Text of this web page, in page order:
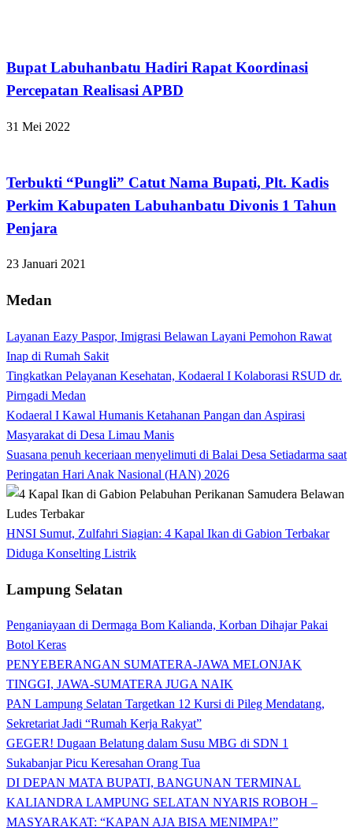
Bupat Labuhanbatu Hadiri Rapat Koordinasi
Percepatan Realisasi APBD
31 Mei 2022
Terbukti “Pungli” Catut Nama Bupati, Plt. Kadis
Perkim Kabupaten Labuhanbatu Divonis 1 Tahun
Penjara
23 Januari 2021
Medan
Layanan Eazy Paspor, Imigrasi Belawan Layani Pemohon Rawat
Inap di Rumah Sakit
Tingkatkan Pelayanan Kesehatan, Kodaeral I Kolaborasi RSUD dr.
Pirngadi Medan‎
Kodaeral I Kawal Humanis Ketahanan Pangan dan Aspirasi
Masyarakat di Desa Limau Manis
Suasana penuh keceriaan menyelimuti di Balai Desa Setiadarma saat
Peringatan Hari Anak Nasional (HAN) 2026
HNSI Sumut, Zulfahri Siagian: 4 Kapal Ikan di Gabion Terbakar
Diduga Konselting Listrik
Lampung Selatan
Penganiayaan di Dermaga Bom Kalianda, Korban Dihajar Pakai
Botol Keras
PENYEBERANGAN SUMATERA-JAWA MELONJAK
TINGGI, JAWA-SUMATERA JUGA NAIK
PAN Lampung Selatan Targetkan 12 Kursi di Pileg Mendatang,
Sekretariat Jadi “Rumah Kerja Rakyat”
GEGER! Dugaan Belatung dalam Susu MBG di SDN 1
Sukabanjar Picu Keresahan Orang Tua
DI DEPAN MATA BUPATI, BANGUNAN TERMINAL
KALIANDRA LAMPUNG SELATAN NYARIS ROBOH –
MASYARAKAT: “KAPAN AJA BISA MENIMPA!”